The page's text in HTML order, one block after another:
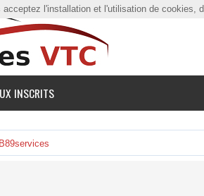
INSCRITS
l'installation et l'utilisation de cookies,